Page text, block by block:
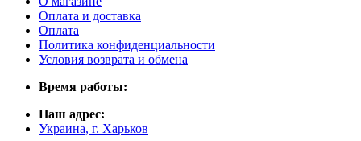
Оплата и доставка
Оплата
Политика конфиденциальности
Условия возврата и обмена
Время работы:
Наш адрес:
Украина, г. Харьков